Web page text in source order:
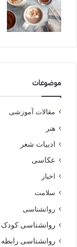
موضوعات
مقالات آموزشی
هنر
ادبیات شعر
عکاسی
اخبار
سلامت
روانشناسی
روانشناسی کودک
روانشناسی رابطه